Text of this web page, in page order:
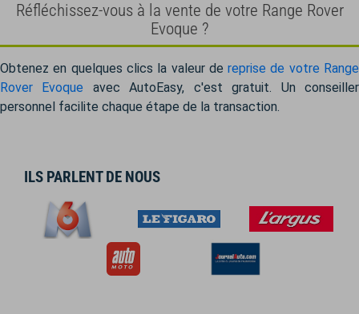
Réfléchissez-vous à la vente de votre Range Rover
Evoque ?
Obtenez en quelques clics la valeur dereprise de votre Range
Rover Evoque avec AutoEasy, c'est gratuit. Un conseiller
personnel facilite chaque étape de la transaction.
ILS PARLENT DE NOUS